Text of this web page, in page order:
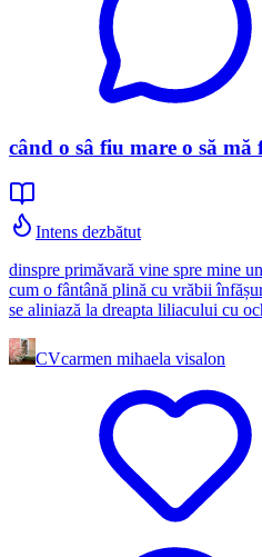
când o sâ fiu mare o să mă
Intens dezbătut
dinspre primăvară vine spre mine
cum o fântână plină cu vrăbii
se aliniază la dreapta liliacului cu
CVcarmen mihaela visalon